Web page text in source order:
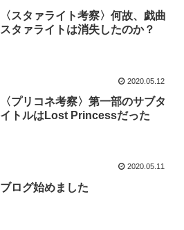
〈スタァライト考察〉何故、戯曲
スタァライトは消失したのか？
2020.05.12
〈プリコネ考察〉第一部のサブタ
イトルはLost Princessだった
2020.05.11
ブログ始めました